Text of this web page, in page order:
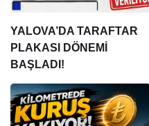
YALOVA’DA TARAFTAR
PLAKASI DÖNEMİ
BAŞLADI!